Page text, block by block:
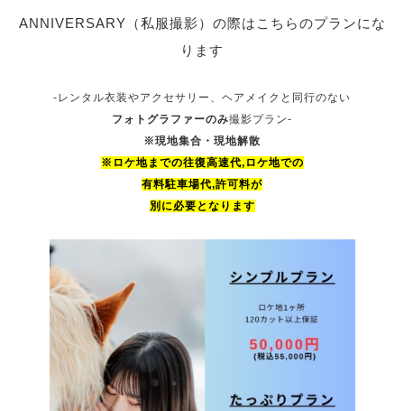
ANNIVERSARY（私服撮影）の際はこちらのプランにな
ります
-レンタル衣装やアクセサリー、ヘアメイクと同行のない
フォトグラファーのみ撮影プラン-
※現地集合・現地解散
※ロケ地までの往復高速代,ロケ地での
有料駐車場代,許可料が
別に必要となります